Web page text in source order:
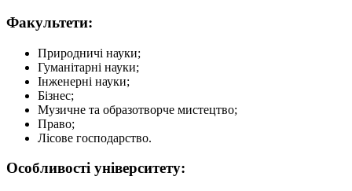
Факультети:
Природничі науки;
Гуманітарні науки;
Інженерні науки;
Бізнес;
Музичне та образотворче мистецтво;
Право;
Лісове господарство.
Особливості університету: